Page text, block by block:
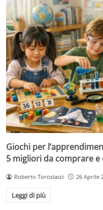
Giochi per
5 migliori da comprare e
Roberto Torcolacci 26 Aprile
Leggi di più